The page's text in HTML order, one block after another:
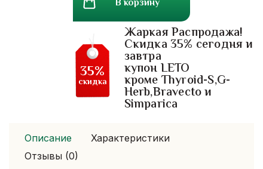
черный
Dark
В корзину
Жаркая Распродажа!
Скидка 35% сегодня и
завтра
купон LETO
кроме Thyroid-S,G-
Herb,Bravecto и
Simparica
35%
скидка
Описание
Характеристики
Отзывы (0)